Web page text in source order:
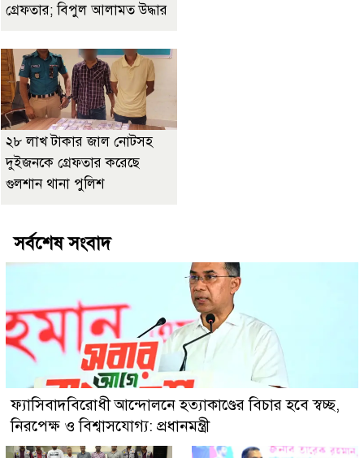
গ্রেফতার; বিপুল আলামত উদ্ধার
২৮ লাখ টাকার জাল নোটসহ
দুইজনকে গ্রেফতার করেছে
গুলশান থানা পুলিশ
সর্বশেষ সংবাদ
ফ্যাসিবাদবিরোধী আন্দোলনে হত্যাকাণ্ডের বিচার হবে স্বচ্ছ,
নিরপেক্ষ ও বিশ্বাসযোগ্য: প্রধানমন্ত্রী